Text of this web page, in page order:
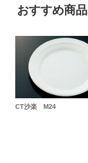
おすすめ商品
CT沙楽 M24